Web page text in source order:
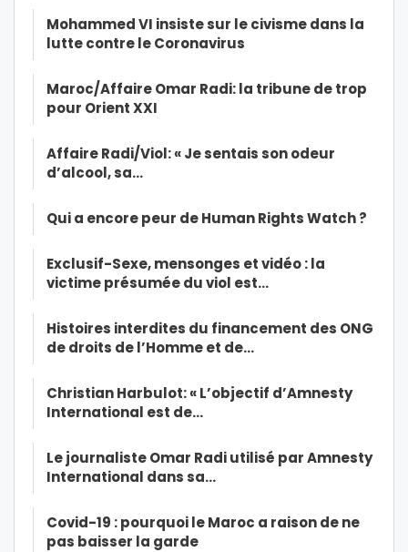
Mohammed VI insiste sur le civisme dans la
lutte contre le Coronavirus
Maroc/Affaire Omar Radi: la tribune de trop
pour Orient XXI
Affaire Radi/Viol: « Je sentais son odeur
d’alcool, sa…
Qui a encore peur de Human Rights Watch ?
Exclusif-Sexe, mensonges et vidéo : la
victime présumée du viol est…
Histoires interdites du financement des ONG
de droits de l’Homme et de…
Christian Harbulot: « L’objectif d’Amnesty
International est de…
Le journaliste Omar Radi utilisé par Amnesty
International dans sa…
Covid-19 : pourquoi le Maroc a raison de ne
pas baisser la garde